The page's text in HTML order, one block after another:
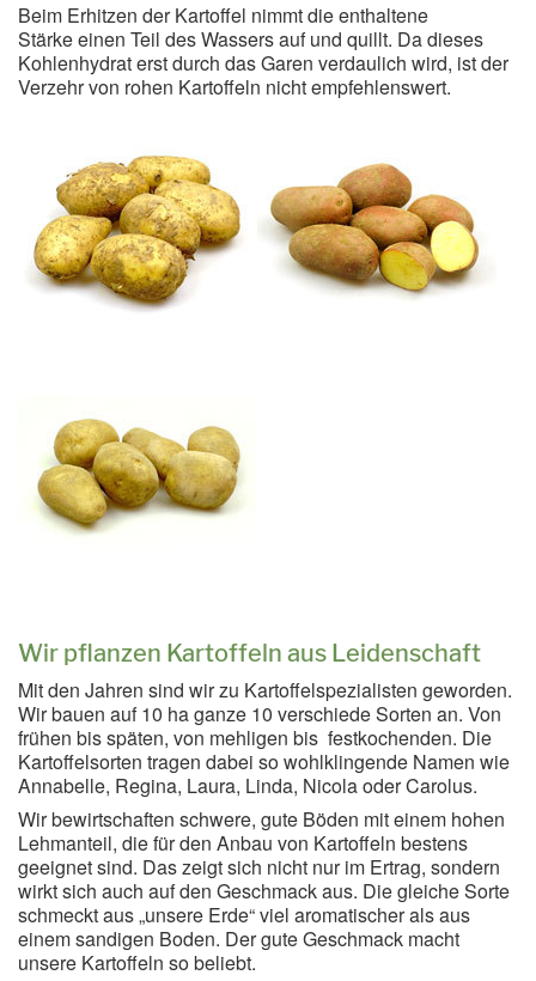
Beim Erhitzen der Kartoffel nimmt die enthaltene
Stärke einen Teil des Wassers auf und quillt. Da dieses
Kohlenhydrat erst durch das Garen verdaulich wird, ist der
Verzehr von rohen Kartoffeln nicht empfehlenswert.
Wir pflanzen Kartoffeln aus Leidenschaft
Mit den Jahren sind wir zu Kartoffelspezialisten geworden.
Wir bauen auf 10 ha ganze 10 verschiede Sorten an. Von
frühen bis späten, von mehligen bis festkochenden. Die
Kartoffelsorten tragen dabei so wohlklingende Namen wie
Annabelle, Regina, Laura, Linda, Nicola oder Carolus.
Wir bewirtschaften schwere, gute Böden mit einem hohen
Lehmanteil, die für den Anbau von Kartoffeln bestens
geeignet sind. Das zeigt sich nicht nur im Ertrag, sondern
wirkt sich auch auf den Geschmack aus. Die gleiche Sorte
schmeckt aus „unsere Erde“ viel aromatischer als aus
einem sandigen Boden. Der gute Geschmack macht
unsere Kartoffeln so beliebt.